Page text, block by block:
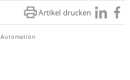
Artikel drucken Besuchen
Sie
Sie
Automation